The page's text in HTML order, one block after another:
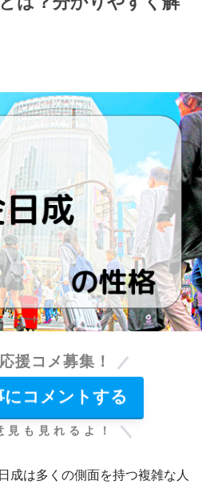
援コメ募集！
にコメントする
見も見れるよ！
成は多くの側面を持つ複雑な人